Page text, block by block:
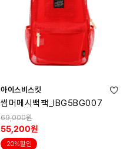
아이스비스킷
썸머메시백팩_IBG5BG007
69,000원
55,200원
20%할인